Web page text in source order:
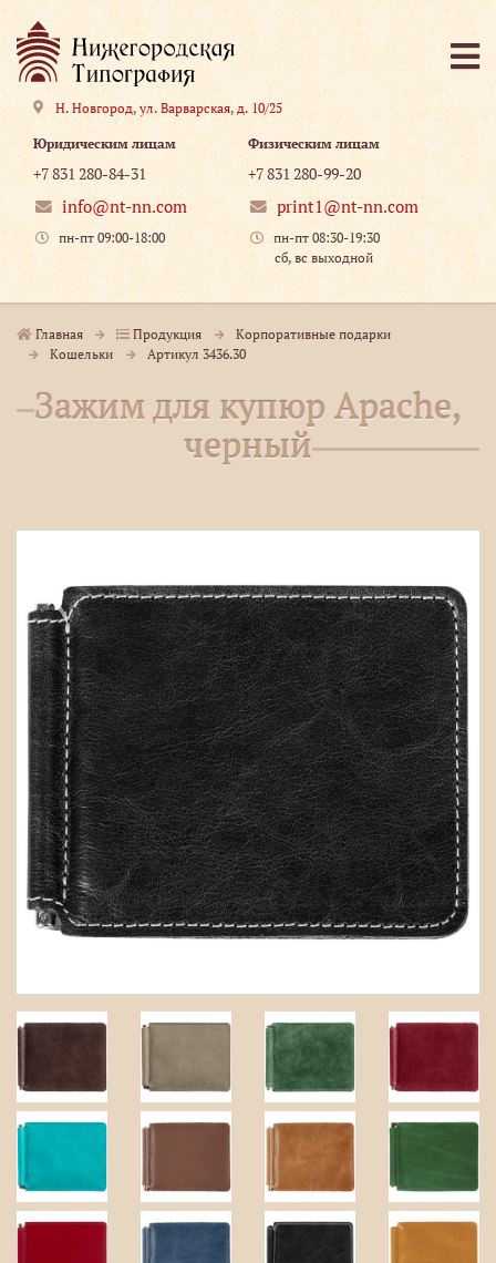
Н. Новгород, ул. Варварская, д. 10/25
Юридическим лицам
+7 831 280-84-31
info@nt-nn.com
пн-пт 09:00-18:00
Физическим лицам
+7 831 280-99-20
print1@nt-nn.com
пн-пт 08:30-19:30
сб, вс выходной
Главная Продукция
Корпоративные подарки
Кошельки
Артикул 3436.30
Зажим для купюр Apache,
черный